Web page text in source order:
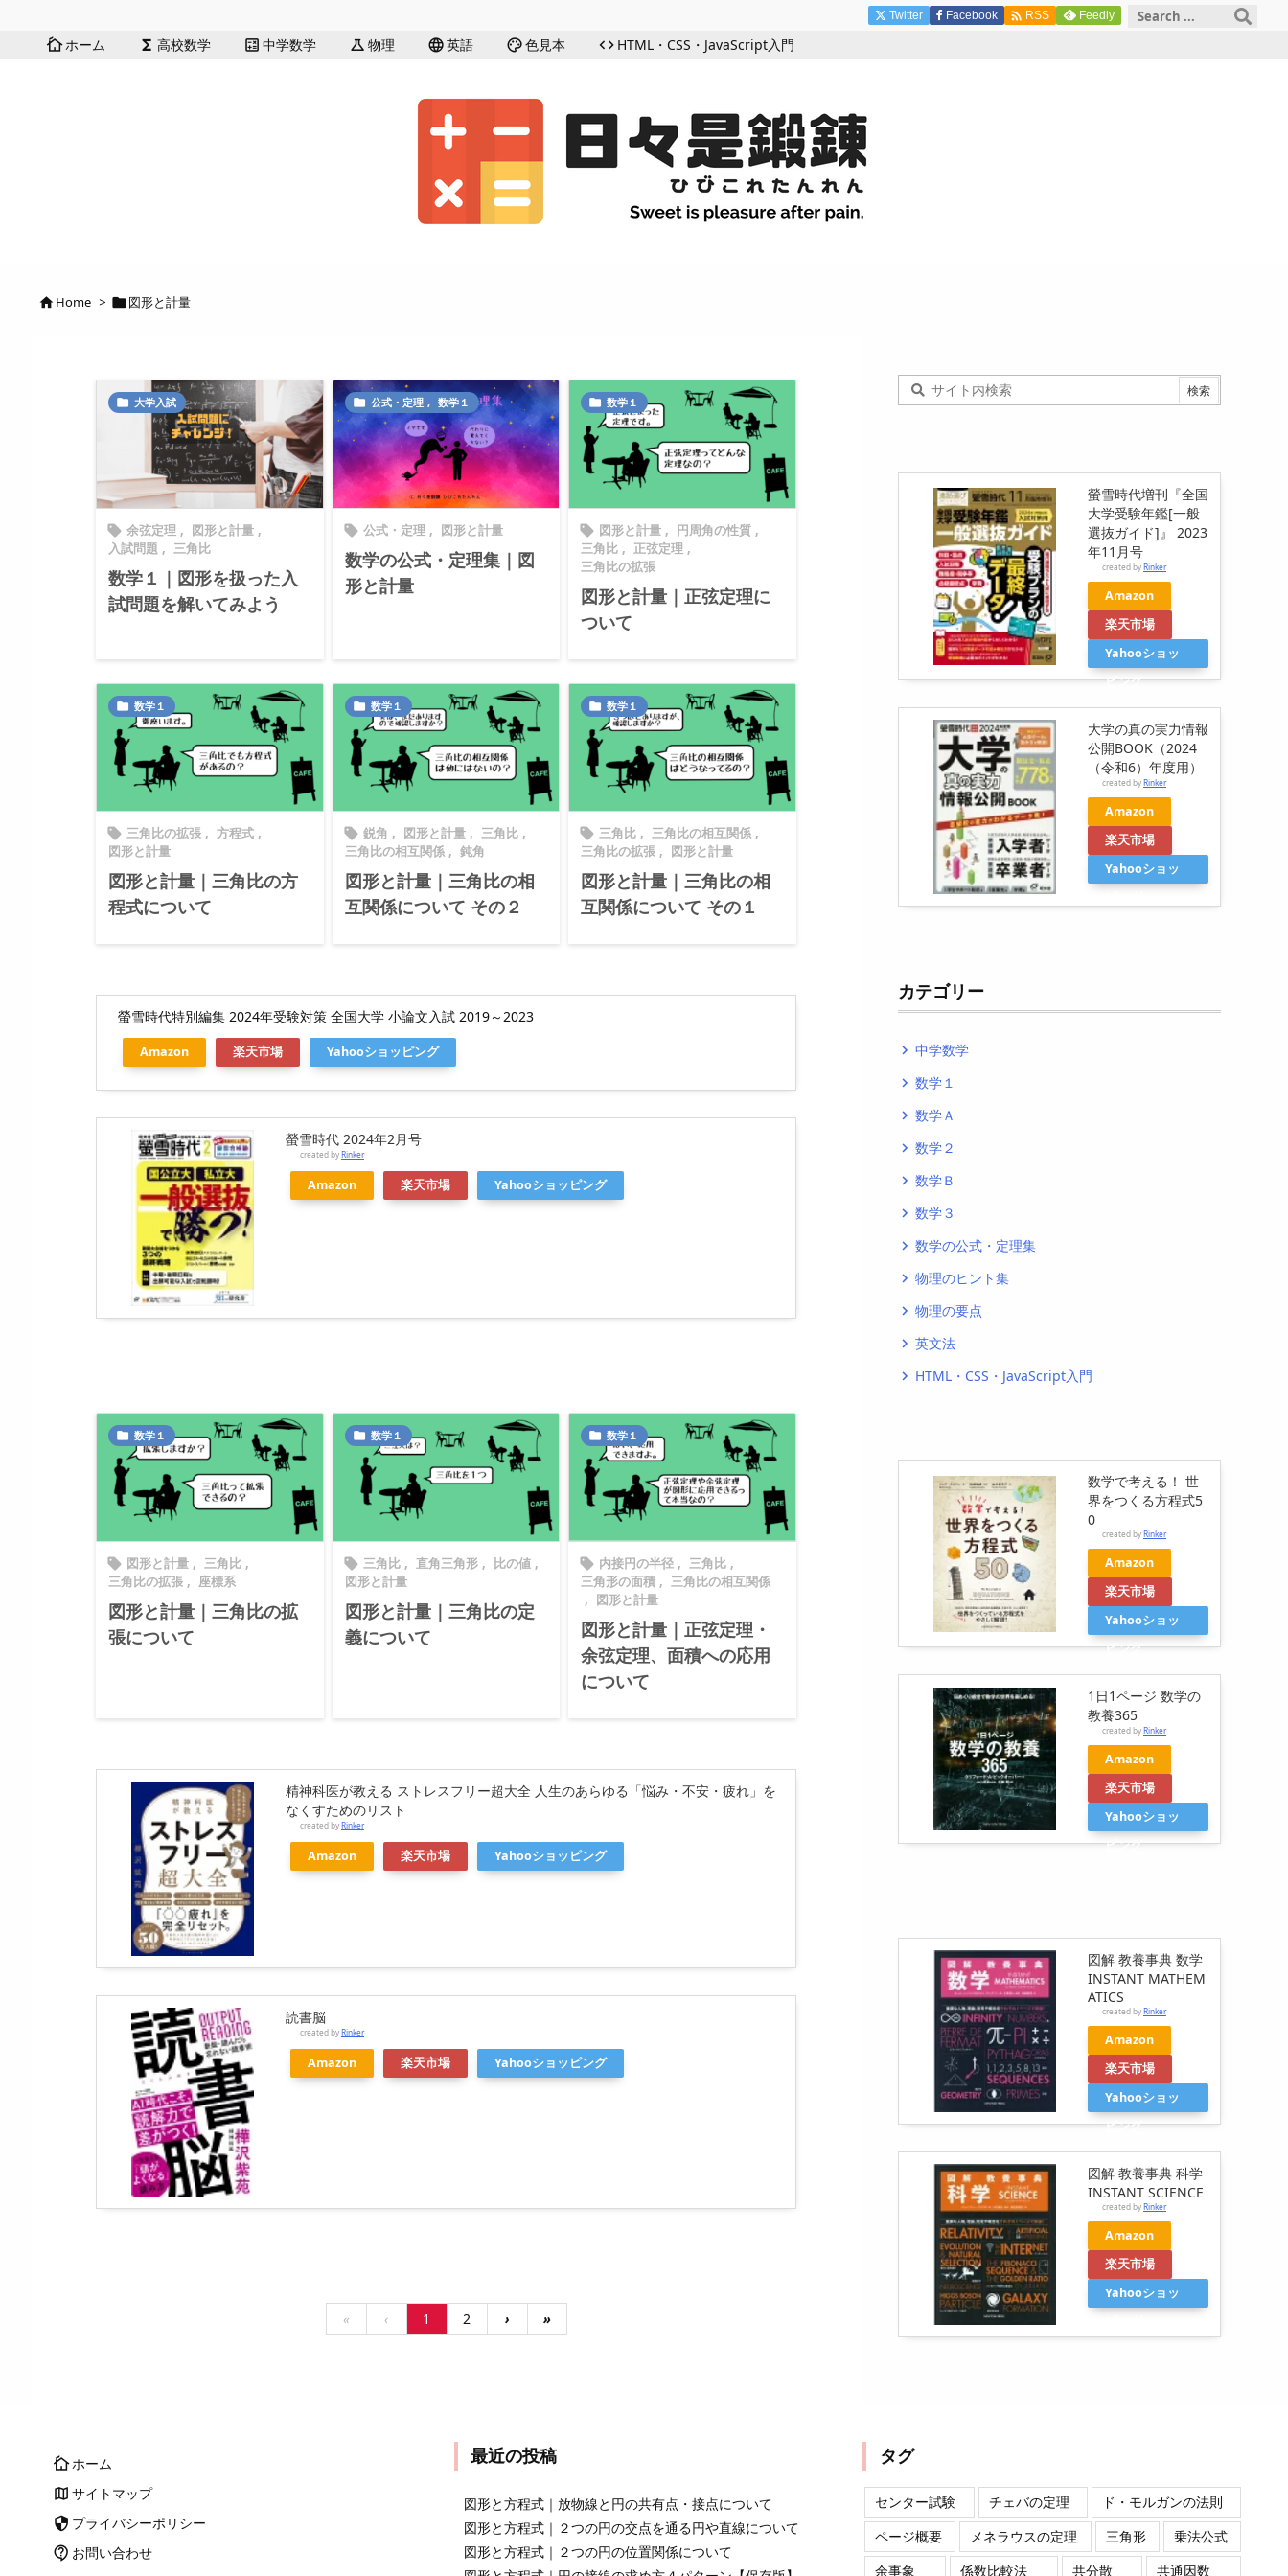
cottageホーム functions 高校数学 calculate 中学数学 science 物理 language英語 palette色見本 codeHTML・CSS・JavaScript入門
Twitter Facebook  RSS Feedly
Home > 図形と計量
 大学入試
 余弦定理 , 図形と計量 ,
入試問題 , 三角比
数学１｜図形を扱った入
試問題を解いてみよう
 公式・定理 , 数学１
 公式・定理 , 図形と計量
数学の公式・定理集｜図
形と計量
 数学１
 図形と計量 , 円周角の性質 ,
三角比 , 正弦定理 ,
三角比の拡張
図形と計量｜正弦定理に
ついて
 数学１
 三角比の拡張 , 方程式 ,
図形と計量
図形と計量｜三角比の方
程式について
 数学１
 鋭角 , 図形と計量 , 三角比 ,
三角比の相互関係 , 鈍角
図形と計量｜三角比の相
互関係について その２
 数学１
 三角比 , 三角比の相互関係 ,
三角比の拡張 , 図形と計量
図形と計量｜三角比の相
互関係について その１
螢雪時代特別編集 2024年受験対策 全国大学 小論文入試 2019～2023
Amazon 楽天市場 Yahooショッピング
螢雪時代 2024年2月号
created byRinker
Amazon 楽天市場 Yahooショッピング
 数学１
 図形と計量 , 三角比 ,
三角比の拡張 , 座標系
図形と計量｜三角比の拡
張について
 数学１
 三角比 , 直角三角形 , 比の値 ,
図形と計量
図形と計量｜三角比の定
義について
 数学１
 内接円の半径 , 三角比 ,
三角形の面積 , 三角比の相互関係
, 図形と計量
図形と計量｜正弦定理・
余弦定理、面積への応用
について
精神科医が教える ストレスフリー超大全 人生のあらゆる「悩み・不安・疲れ」を
なくすためのリスト
created byRinker
Amazon 楽天市場 Yahooショッピング
読書脳
created byRinker
Amazon 楽天市場 Yahooショッピング
« ‹ 1 2 › »
螢雪時代増刊『全国
大学受験年鑑[一般
選抜ガイド]』 2023
年11月号
created byRinker
Amazon
楽天市場
Yahooショッ
ピング
大学の真の実力情報
公開BOOK（2024
（令和6）年度用）
created byRinker
Amazon
楽天市場
Yahooショッ
カテゴリー
navigate_next 中学数学
navigate_next 数学１
navigate_next 数学Ａ
navigate_next 数学２
navigate_next 数学Ｂ
navigate_next 数学３
navigate_next 数学の公式・定理集
navigate_next 物理のヒント集
navigate_next 物理の要点
navigate_next 英文法
navigate_next HTML・CSS・JavaScript入門
数学で考える！ 世
界をつくる方程式5
0
created by Rinker
Amazon
楽天市場
Yahooショッ
ピング
1日1ページ 数学の
教養365
created by Rinker
Amazon
楽天市場
Yahooショッ
ピング
図解 教養事典 数学
INSTANT MATHEM
ATICS
created by Rinker
Amazon
楽天市場
Yahooショッ
ピング
図解 教養事典 科学
INSTANT SCIENCE
created by Rinker
Amazon
楽天市場
Yahooショッ
cottageホーム
map サイトマップ
security プライバシーポリシー
contact_support お問い合わせ
最近の投稿
図形と方程式｜放物線と円の共有点・接点について
図形と方程式｜２つの円の交点を通る円や直線について
図形と方程式｜２つの円の位置関係について
タグ
センター試験 チェバの定理
ド・モルガンの法則
ページ概要
メネラウスの定理 三角形
乗法公式
余事象
係数比較法 共分散 共通因数